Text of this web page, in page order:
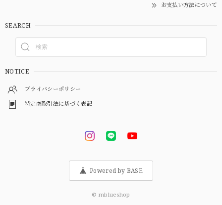
お支払い方法について
SEARCH
NOTICE
プライバシーポリシー
特定商取引法に基づく表記
Powered by BASE
© mblueshop